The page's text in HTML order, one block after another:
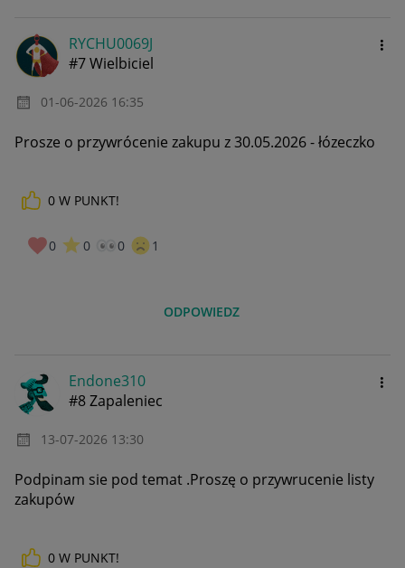
RYCHU0069J
#7 Wielbiciel
‎01-06-2026 16:35
Prosze o przywrócenie zakupu z 30.05.2026 - łózeczko
0 W PUNKT!
0 0 0 1
ODPOWIEDZ
Endone310
#8 Zapaleniec
‎13-07-2026 13:30
Podpinam sie pod temat .Proszę o przywrucenie listy
zakupów
0 W PUNKT!